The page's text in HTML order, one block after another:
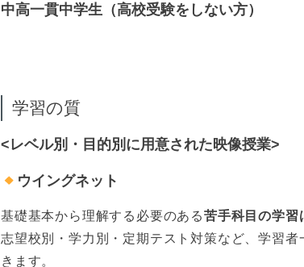
中高一貫中学生（高校受験をしない方）
学習の質
<レベル別・目的別に用意された映像授業>
ウイングネット
基礎基本から理解する必要のある苦手科目の学習
志望校別・学力別・定期テスト対策など、学習
きます。